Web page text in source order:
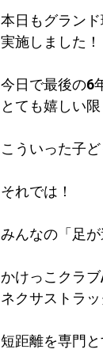
本日もグラン
実施しました！
今日で最後の6
とても嬉しい限
こういった子
それでは！
みんなの「足
かけっこクラ
ネクサストラ
短距離を専門